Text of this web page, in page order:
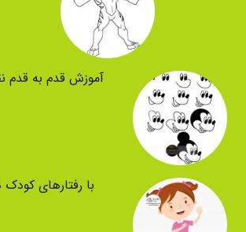
آموزش قدم به قدم
با رفتارهای